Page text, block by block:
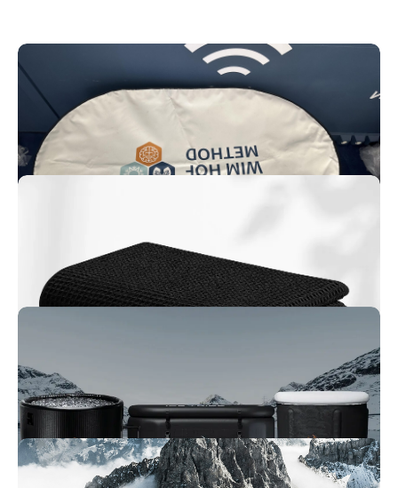
использованные спортивные ванны и дайте им вторую жизнь.
Поддержите природу вместе с нами!
НОВЫЙ РАЗДЕЛ НА САЙТЕ — АКСЕССУАРЫ ДЛЯ
ВАШИХ ЛЕДЯНЫХ ВАНН